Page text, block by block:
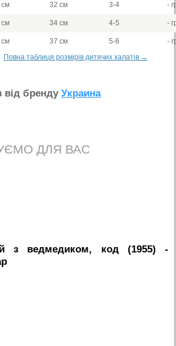
см 32 см 3-4 -
см 34 см 4-5 -
см 37 см 5-6
-
Повна таблиця розмірів дитячих халатів →
вiд брендуУкраина
ДЛЯ ВАС
з ведмедиком, код (1955) -